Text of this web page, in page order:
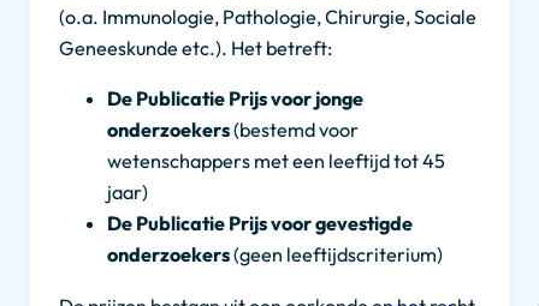
(o.a. Immunologie, Pathologie, Chirurgie, Sociale
Geneeskunde etc.). Het betreft:
De Publicatie Prijs voor jonge
onderzoekers(bestemd voor
wetenschappers met een leeftijd tot 45
jaar)
De Publicatie Prijs voor gevestigde
onderzoekers(geen leeftijdscriterium)